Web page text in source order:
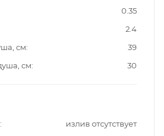
0.35
2.4
см
39
см
30
излив отсутствует